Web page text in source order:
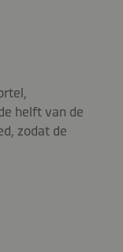
helft van de
zodat de